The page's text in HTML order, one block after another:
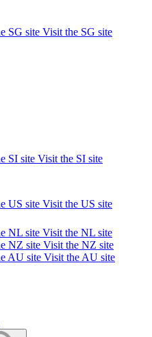
Visit the SG site
Visit the SI site
Visit the US site
Visit the NL site
Visit the NZ site
Visit the AU site